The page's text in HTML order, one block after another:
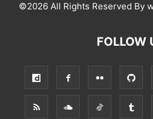
©2026 All Rights Reserved By
FOLLOW